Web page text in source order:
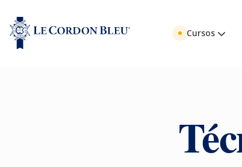
Cursos